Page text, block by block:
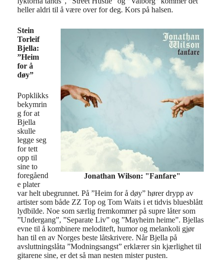
heller aldri til å være over for deg. Kors på halsen.
Jonathan Wilson: "Fanfare"
Stein
Torleif
Bjella:
”Heim
for å
døy”
Popklikks
bekymrin
g for at
Bjella
skulle
legge seg
for tett
opp til
sine to
foregåend
e plater
var helt ubegrunnet. På ”Heim for å døy” hører drypp av
artister som både ZZ Top og Tom Waits i et tidvis bluesblått
lydbilde. Noe som særlig fremkommer på supre låter som
”Undergang”, ”Separate Liv” og ”Mayheim heime”. Bjellas
evne til å kombinere meloditeft, humor og melankoli gjør
han til en av Norges beste låtskrivere. Når Bjella på
avsluttningslåta ”Modningsangst” erklærer sin kjærlighet til
gitarene sine, er det så man nesten mister pusten.